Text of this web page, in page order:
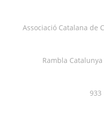
Associació Catalana de
Rambla
933